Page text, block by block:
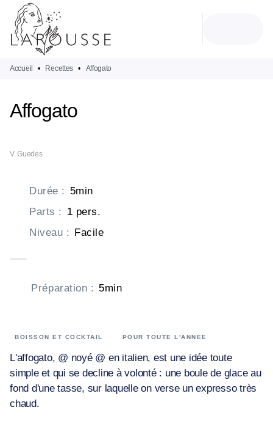
MENU
PIED DE PAGE
Accueil • Recettes • Affogato
Affogato
V. Guedes
Durée : 5min
Parts : 1 pers.
Niveau : Facile
Préparation : 5min
BOISSON ET COCKTAIL POUR TOUTE L'ANNÉE
L'affogato, @ noyé @ en italien, est une idée toute
simple et qui se decline à volonté : une boule de glace au
fond d'une tasse, sur laquelle on verse un expresso très
chaud.